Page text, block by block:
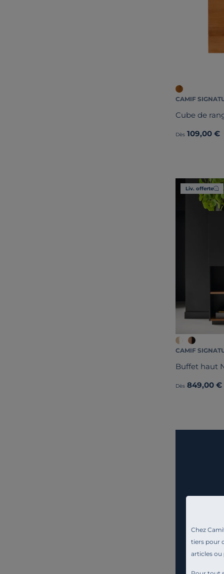
Chez
tiers pour
articles ou
CAMIF
Cube de
Dès 109,00 €
Liv. offerte
CAMIF
Buffet haut
Dès 849,00 €